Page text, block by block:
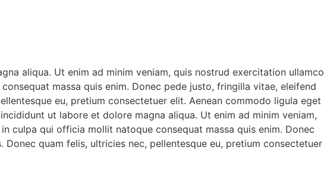
aliqua. Ut enim ad minim veniam, quis nostrud exercitation ullamco
massa quis enim. Donec pede justo, fringilla vitae, eleifend
eu, pretium consectetuer elit. Aenean commodo ligula eget
ut labore et dolore magna aliqua. Ut enim ad minim veniam,
culpa qui officia mollit natoque consequat massa quis enim. Donec
quam felis, ultricies nec, pellentesque eu, pretium consectetuer